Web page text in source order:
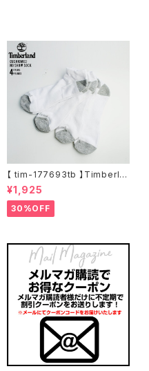
【 tim-177693tb 】Timberla
nd ティンバーランド Men's メ
ンズ 4 Pair Pack Basic No S
how Sock 4足セット ショート
丈 アンクル丈 靴下 ストリート
¥1,925
30%OFF